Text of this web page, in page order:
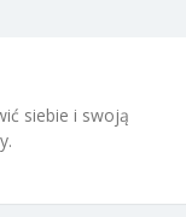
siebie i swoją